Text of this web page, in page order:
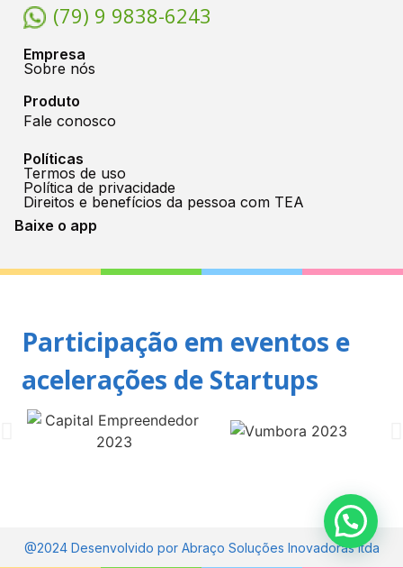
(79) 9 9838-6243
Empresa
Sobre nós
Produto
Fale conosco
Políticas
Termos de uso
Política de privacidade
Direitos e benefícios da pessoa com TEA
Baixe o app
Participação em eventos e
acelerações de Startups
@2024 Desenvolvido por Abraço Soluções Inovadoras ltda